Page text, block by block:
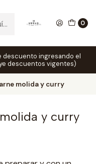
0
descuento ingresando el
descuentos vigentes)
molida y curry
y curry